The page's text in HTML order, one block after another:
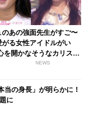
のあの強面先生がすご〜
がる女性アイドルがい
を開かなそうなカリスマ
が、彼女の為にバックダ
NEWS
当の身長」が明らかに！
に